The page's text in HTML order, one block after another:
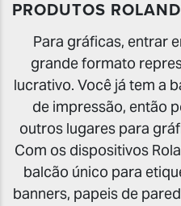
PRODUTOS
Para gráficas, entrar
grande formato
lucrativo. Você já tem a
de impressão, então
outros lugares para
Com os dispositivos
balcão único para
banners, papeis de